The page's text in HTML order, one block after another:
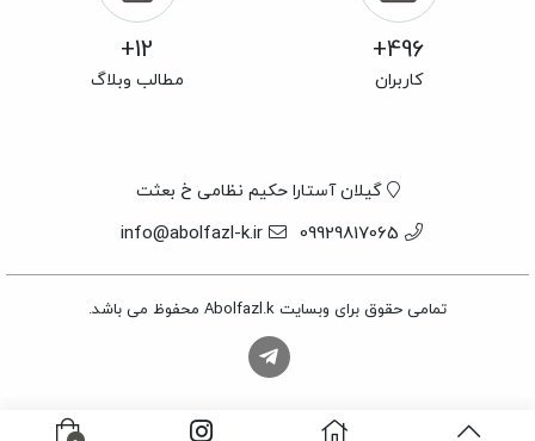
496+
کاربران
12+
مطالب وبلاگ
گیلان آستارا حکیم نظامی خ بعثت
09929817065
info@abolfazl-k.ir
تمامی حقوق برای وبسایت Abolfazl.k محفوظ می باشد.